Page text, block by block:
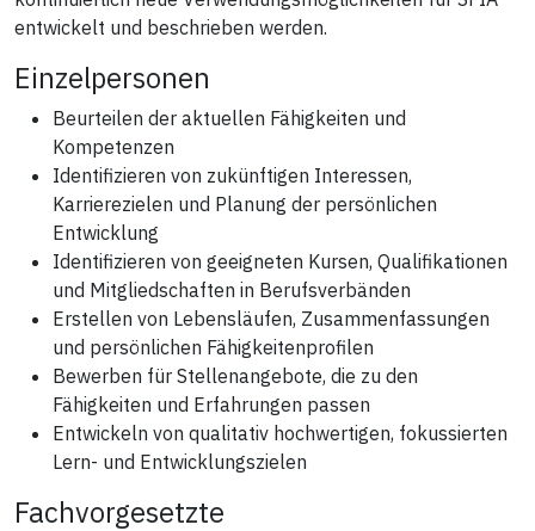
entwickelt und beschrieben werden.
Einzelpersonen
Beurteilen der aktuellen Fähigkeiten und
Kompetenzen
Identifizieren von zukünftigen Interessen,
Karrierezielen und Planung der persönlichen
Entwicklung
Identifizieren von geeigneten Kursen, Qualifikationen
und Mitgliedschaften in Berufsverbänden
Erstellen von Lebensläufen, Zusammenfassungen
und persönlichen Fähigkeitenprofilen
Bewerben für Stellenangebote, die zu den
Fähigkeiten und Erfahrungen passen
Entwickeln von qualitativ hochwertigen, fokussierten
Lern- und Entwicklungszielen
Fachvorgesetzte